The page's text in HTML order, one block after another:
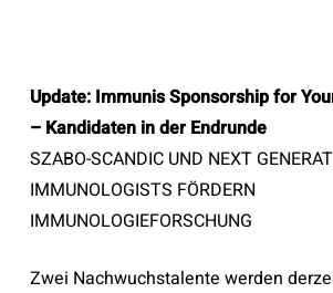
Update: Immunis Sponsorship for
– Kandidaten in der Endrunde
SZABO-SCANDIC UND NEXT
IMMUNOLOGISTS FÖRDERN
IMMUNOLOGIEFORSCHUNG
Zwei Nachwuchstalente werden